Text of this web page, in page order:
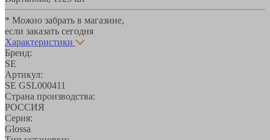
* Можно забрать в магазине,
если заказать сегодня
Характеристики
Бренд:
SE
Артикул:
SE GSL000411
Страна производства:
РОССИЯ
Серия:
Glossa